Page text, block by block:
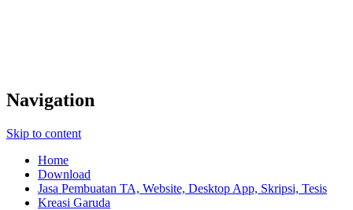
Navigation
Skip to content
Home
Download
Jasa Pembuatan TA, Website, Desktop App, Skripsi, Tesis
Kreasi Garuda